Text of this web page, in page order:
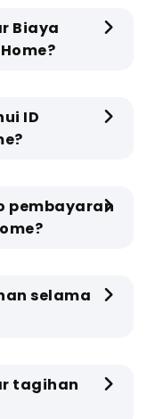
Biaya
ID
pembayaran
selama
tagihan